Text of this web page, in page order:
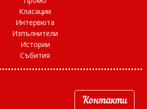
Класации
Интервюта
Изпълнители
Истории
Събития
Контакти